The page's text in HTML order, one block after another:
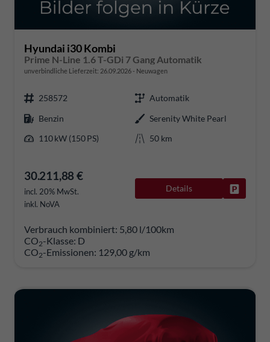
Hyundai i30 Kombi
Prime N-Line 1.6 T-GDi 7 Gang Automatik
unverbindliche Lieferzeit: 26.09.2026 Neuwagen
258572
Automatik
Benzin
Serenity White Pearl
110 kW (150 PS)
50 km
30.211,88 €
incl. 20% MwSt.
inkl. NoVA
Details
Verbrauch kombiniert: 5,80 l/100km
CO2-Klasse: D
CO2-Emissionen: 129,00 g/km